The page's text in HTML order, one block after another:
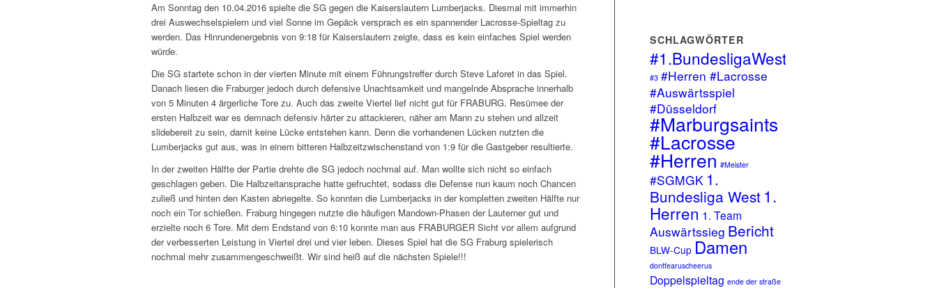
Am Sonntag den 10.04.2016 spielte die SG gegen die Kaiserslautern Lumberjacks. Diesmal mit immerhin
drei Auswechselspielern und viel Sonne im Gepäck versprach es ein spannender Lacrosse-Spieltag zu
werden. Das Hinrundenergebnis von 9:18 für Kaiserslautern zeigte, dass es kein einfaches Spiel werden
würde.
Die SG startete schon in der vierten Minute mit einem Führungstreffer durch Steve Laforet in das Spiel.
Danach liesen die Fraburger jedoch durch defensive Unachtsamkeit und mangelnde Absprache innerhalb
von 5 Minuten 4 ärgerliche Tore zu. Auch das zweite Viertel lief nicht gut für FRABURG. Resümee der
ersten Halbzeit war es demnach defensiv härter zu attackieren, näher am Mann zu stehen und allzeit
slidebereit zu sein, damit keine Lücke entstehen kann. Denn die vorhandenen Lücken nutzten die
Lumberjacks gut aus, was in einem bitteren Halbzeitzwischenstand von 1:9 für die Gastgeber resultierte.
In der zweiten Hälfte der Partie drehte die SG jedoch nochmal auf. Man wollte sich nicht so einfach
geschlagen geben. Die Halbzeitansprache hatte gefruchtet, sodass die Defense nun kaum noch Chancen
zuließ und hinten den Kasten abriegelte. So konnten die Lumberjacks in der kompletten zweiten Hälfte nur
noch ein Tor schießen. Fraburg hingegen nutzte die häufigen Mandown-Phasen der Lauterner gut und
erzielte noch 6 Tore. Mit dem Endstand von 6:10 konnte man aus FRABURGER Sicht vor allem aufgrund
der verbesserten Leistung in Viertel drei und vier leben. Dieses Spiel hat die SG Fraburg spielerisch
nochmal mehr zusammengeschweißt. Wir sind heiß auf die nächsten Spiele!!!
SCHLAGWÖRTER
#1.BundesligaWest
#3 #Herren #Lacrosse
#Auswärtsspiel
#Düsseldorf
#Marburgsaints
#Lacrosse
#Herren #Meister
#SGMGK 1.
Bundesliga West 1.
Herren 1. Team
Auswärtssieg Bericht
BLW-Cup Damen
dontfearuscheerus
Doppelspieltag ende der straße